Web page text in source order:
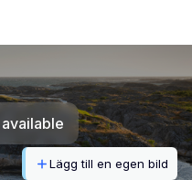
Lägg till en egen bild